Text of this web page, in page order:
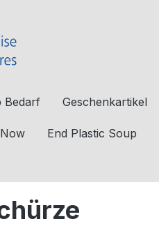
Bedarf Geschenkartikel
End Plastic Soup